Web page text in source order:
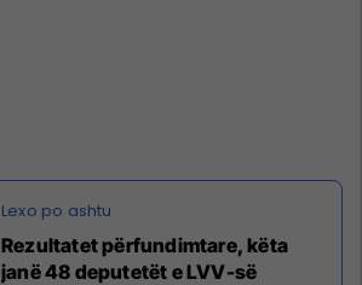
Rezultatet përfundimtare, këta
janë 48 deputetët e LVV-së